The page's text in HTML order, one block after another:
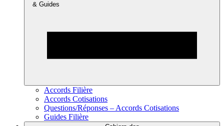
& Guides
Accords Filière
Accords Cotisations
Questions/Réponses – Accords Cotisations
Guides Filière